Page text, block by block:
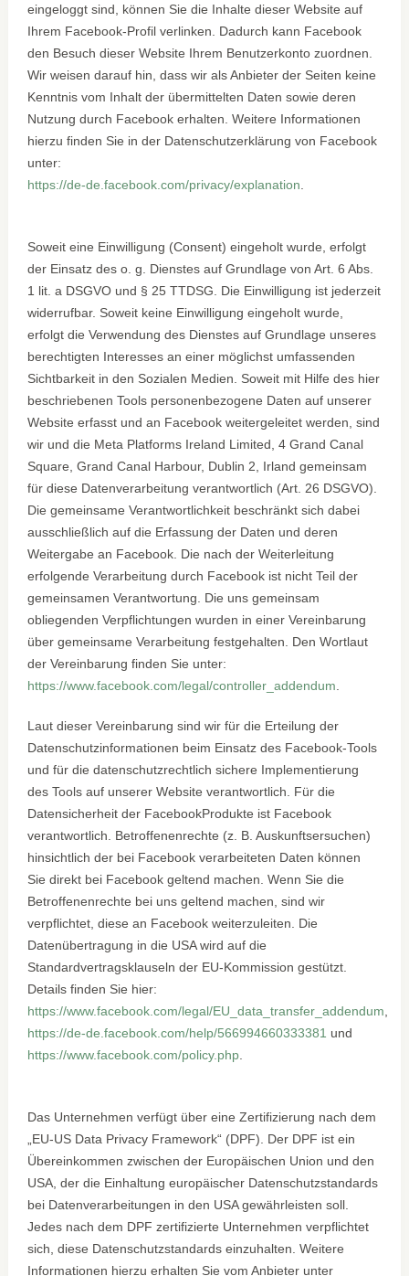
eingeloggt sind, können Sie die Inhalte dieser Website auf
Ihrem Facebook-Profil verlinken. Dadurch kann Facebook
den Besuch dieser Website Ihrem Benutzerkonto zuordnen.
Wir weisen darauf hin, dass wir als Anbieter der Seiten keine
Kenntnis vom Inhalt der übermittelten Daten sowie deren
Nutzung durch Facebook erhalten. Weitere Informationen
hierzu finden Sie in der Datenschutzerklärung von Facebook
unter:
https://de-de.facebook.com/privacy/explanation
Soweit eine Einwilligung (Consent) eingeholt wurde, erfolgt
der Einsatz des o. g. Dienstes auf Grundlage von Art. 6 Abs.
1 lit. a DSGVO und § 25 TTDSG. Die Einwilligung ist jederzeit
widerrufbar. Soweit keine Einwilligung eingeholt wurde,
erfolgt die Verwendung des Dienstes auf Grundlage unseres
berechtigten Interesses an einer möglichst umfassenden
Sichtbarkeit in den Sozialen Medien. Soweit mit Hilfe des hier
beschriebenen Tools personenbezogene Daten auf unserer
Website erfasst und an Facebook weitergeleitet werden, sind
wir und die Meta Platforms Ireland Limited, 4 Grand Canal
Square, Grand Canal Harbour, Dublin 2, Irland gemeinsam
für diese Datenverarbeitung verantwortlich (Art. 26 DSGVO).
Die gemeinsame Verantwortlichkeit beschränkt sich dabei
ausschließlich auf die Erfassung der Daten und deren
Weitergabe an Facebook. Die nach der Weiterleitung
erfolgende Verarbeitung durch Facebook ist nicht Teil der
gemeinsamen Verantwortung. Die uns gemeinsam
obliegenden Verpflichtungen wurden in einer Vereinbarung
über gemeinsame Verarbeitung festgehalten. Den Wortlaut
der Vereinbarung finden Sie unter:
https://www.facebook.com/legal/controller_addendum
Laut dieser Vereinbarung sind wir für die Erteilung der
Datenschutzinformationen beim Einsatz des Facebook-Tools
und für die datenschutzrechtlich sichere Implementierung
des Tools auf unserer Website verantwortlich. Für die
Datensicherheit der FacebookProdukte ist Facebook
verantwortlich. Betroffenenrechte (z. B. Auskunftsersuchen)
hinsichtlich der bei Facebook verarbeiteten Daten können
Sie direkt bei Facebook geltend machen. Wenn Sie die
Betroffenenrechte bei uns geltend machen, sind wir
verpflichtet, diese an Facebook weiterzuleiten. Die
Datenübertragung in die USA wird auf die
Standardvertragsklauseln der EU-Kommission gestützt.
Details finden Sie hier:
https://www.facebook.com/legal/EU_data_transfer_addendum
https://de-de.facebook.com/help/566994660333381 und
https://www.facebook.com/policy.php
Das Unternehmen verfügt über eine Zertifizierung nach dem
„EU-US Data Privacy Framework“ (DPF). Der DPF ist ein
Übereinkommen zwischen der Europäischen Union und den
USA, der die Einhaltung europäischer Datenschutzstandards
bei Datenverarbeitungen in den USA gewährleisten soll.
Jedes nach dem DPF zertifizierte Unternehmen verpflichtet
sich, diese Datenschutzstandards einzuhalten. Weitere
Informationen hierzu erhalten Sie vom Anbieter unter